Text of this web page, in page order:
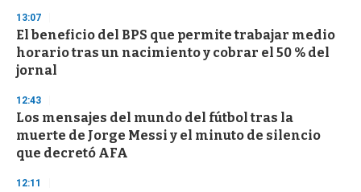
13:07
El beneficio del BPS que permite trabajar medio
horario tras un nacimiento y cobrar el 50 % del
jornal
12:43
Los mensajes del mundo del fútbol tras la
muerte de Jorge Messi y el minuto de silencio
que decretó AFA
12:11